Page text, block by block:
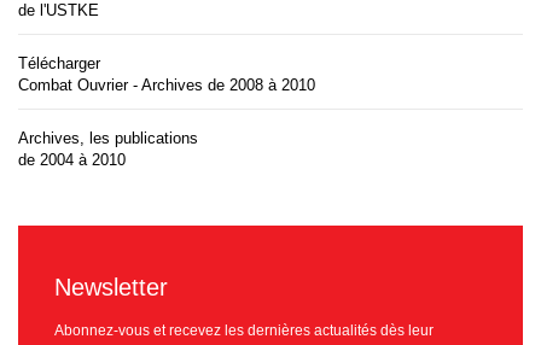
de l'USTKE
Télécharger
Combat Ouvrier - Archives de 2008 à 2010
Archives, les publications
de 2004 à 2010
Newsletter
Abonnez-vous et recevez les dernières actualités dès leur